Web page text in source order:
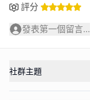
評分
發表第一個留言...
社群主題